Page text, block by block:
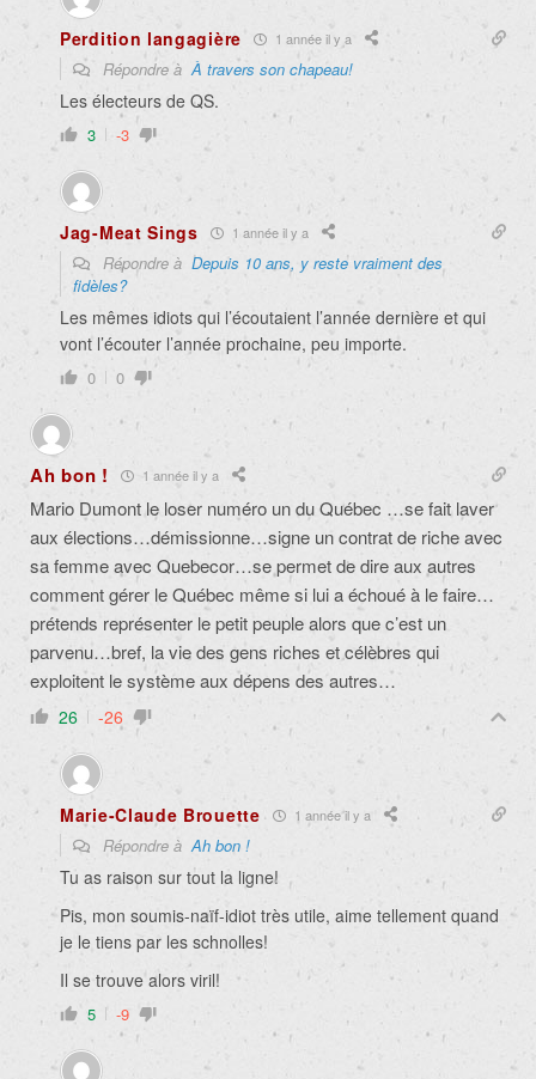
Perdition langagière 1 année il y a
Répondre àÀ travers son chapeau!
Les électeurs de QS.
3 -3
Jag-Meat Sings 1 année il y a
Répondre à Depuis 10 ans, y reste vraiment des
fidèles?
Les mêmes idiots qui l’écoutaient l’année dernière et qui
vont l’écouter l’année prochaine, peu importe.
0 0
Ah bon ! 1 année il y a
Mario Dumont le loser numéro un du Québec …se fait laver
aux élections…démissionne…signe un contrat de riche avec
sa femme avec Quebecor…se permet de dire aux autres
comment gérer le Québec même si lui a échoué à le faire…
prétends représenter le petit peuple alors que c’est un
parvenu…bref, la vie des gens riches et célèbres qui
exploitent le système aux dépens des autres…
26 -26
Marie-Claude Brouette 1 année il y a
Répondre àAh bon !
Tu as raison sur tout la ligne!
Pis, mon soumis-naïf-idiot très utile, aime tellement quand
je le tiens par les schnolles!
Il se trouve alors viril!
5 -9